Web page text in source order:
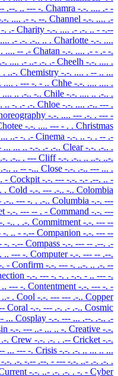
.--. .. --- -. Chamra -.-. .... .- -
. .... .- -. --. Channel -.-. .... .-
. .- Charity -.-. .... .- .-. .. - -.--
.- .-. .-.. .. . Charlotte -.-. ....
.... -- .- Chatan -.-. .... .- - .- -.
. .... .- ..- .-. .- Cheelh -.-. .... .
. ..-. Chemistry -.-. .... . -- .. ...
.... . --- -. - .. Chhe -.-. .... .... .
.... .. .-.. -.. Chile -.-. .... .. .-.. .
.. -. .- .-. Chloe -.-. .... .-.. --- .
-.-. .... --- .-. . --- -
-.-. .... --- - . . Christmas
..- -. .- Cinema -.-. .. -. . -- .-
... ... .. -.-. .- .-.. Clear-.-. .-.. .
. .-.. . --- Cliff-.-. .-.. .. ..-. ..-.
.. .. -- -... Close -.-. .-.. --- ... .
- Cockpit -.-. --- -.-. -.- .--. .. -
. Cold -.-. --- .-.. -.. Colombia
.-.. --- -. . .-.. Columbia -.-. ---
-.-. --- -- . - Command -.-. ---
-.. . .-. Commitment -.-. --- --
-. .. - -.-- Companion -.-. --- --
-. -.-- Compass -.-. --- -- .--. .-
.. --- -. Computer-.-. --- -- .--.
. - Confirm -.-. --- -. ..-. .. .-. --
-.-. --- -. -. . -.-. - .. --- -.
--- -. Contentment -.-. --- -. -
. Cool -.-. --- --- .-.. Copper
Coral -.-. --- .-. .- .-.. Cosmic
... Cosplay -.-. --- ... .--. .-.. .-
-.-. --- ..- ... .. -. Creative -.-.
. Crew -.-. .-. . .-- Cricket -.-.
... --- -. Crisis -.-. .-. .. ... .. ...
-.-. .-. -.-- .--. - --- -.-. ..- .-. .-. .
-.-. ..- .-. .-. . -. - Cyber